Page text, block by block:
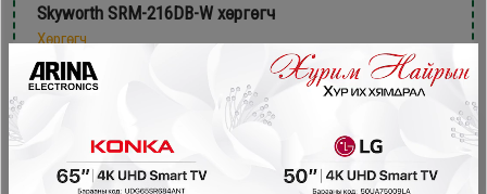
Skyworth SRM-216DB-W хөргөгч
Хөргөгч
599,900₮